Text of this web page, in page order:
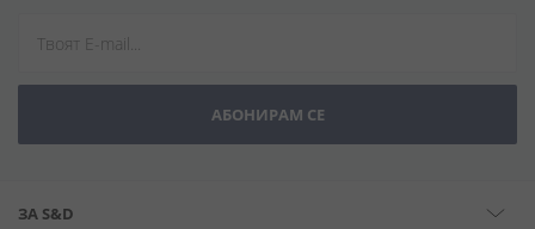
АБОНИРАМ СЕ
ЗА S&D